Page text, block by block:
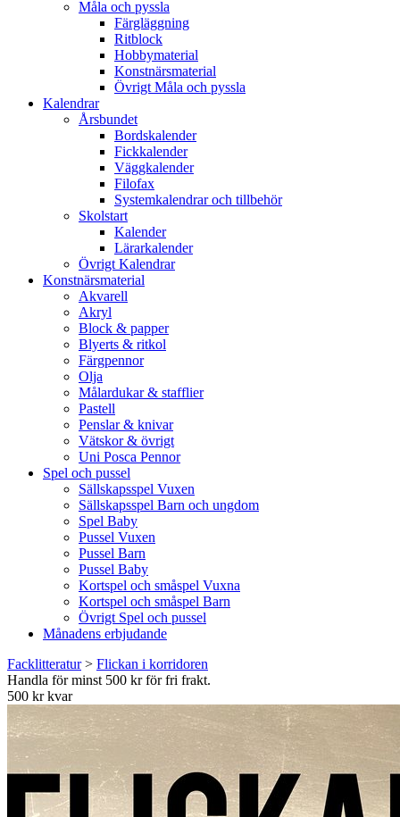
Måla och pyssla
Färgläggning
Ritblock
Hobbymaterial
Konstnärsmaterial
Övrigt Måla och pyssla
Kalendrar
Årsbundet
Bordskalender
Fickkalender
Väggkalender
Filofax
Systemkalendrar och tillbehör
Skolstart
Kalender
Lärarkalender
Övrigt Kalendrar
Konstnärsmaterial
Akvarell
Akryl
Block & papper
Blyerts & ritkol
Färgpennor
Olja
Målardukar & stafflier
Pastell
Penslar & knivar
Vätskor & övrigt
Uni Posca Pennor
Spel och pussel
Sällskapsspel Vuxen
Sällskapsspel Barn och ungdom
Spel Baby
Pussel Vuxen
Pussel Barn
Pussel Baby
Kortspel och småspel Vuxna
Kortspel och småspel Barn
Övrigt Spel och pussel
Månadens erbjudande
Facklitteratur> Flickan i korridoren
Handla för minst 500 kr för fri frakt.
500 kr kvar